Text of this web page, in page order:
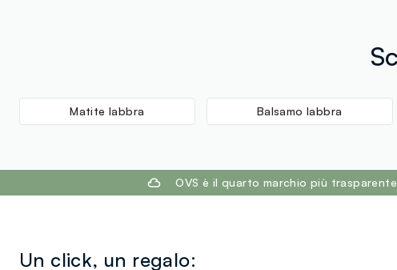
Matite labbra Balsamo labbra
OVS è il quarto marchio più
Un click, un regalo: